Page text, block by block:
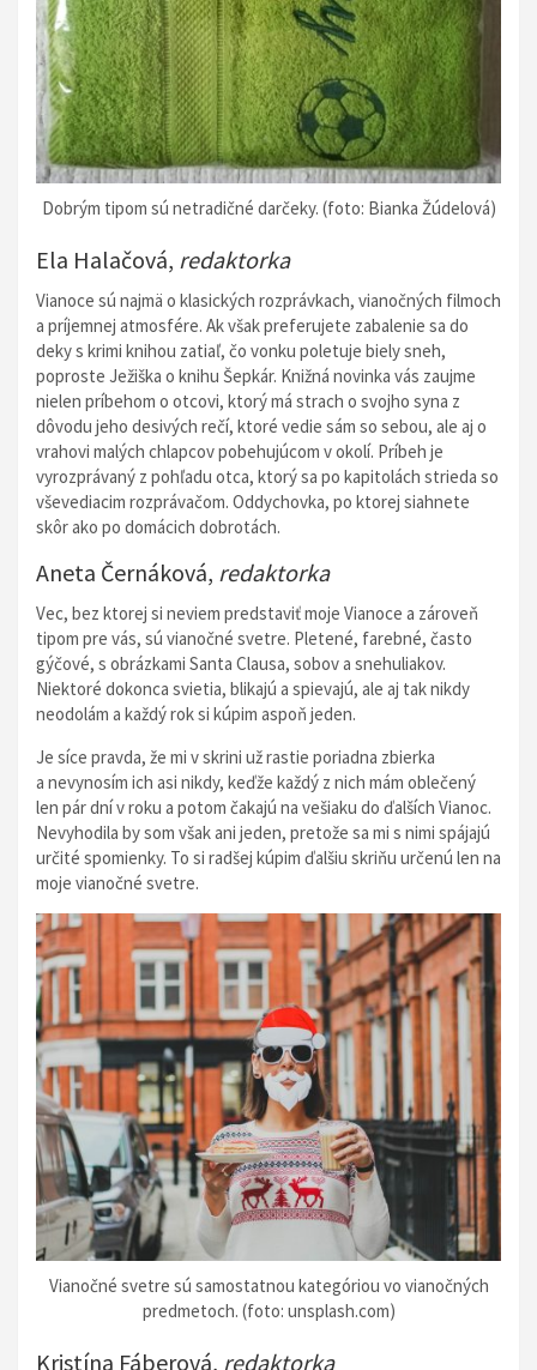
Dobrým tipom sú netradičné darčeky. (foto: Bianka Žúdelová)
Ela Halačová, redaktorka
Vianoce sú najmä o klasických rozprávkach, vianočných filmoch
a príjemnej atmosfére. Ak však preferujete zabalenie sa do
deky s krimi knihou zatiaľ, čo vonku poletuje biely sneh,
poproste Ježiška o knihu Šepkár. Knižná novinka vás zaujme
nielen príbehom o otcovi, ktorý má strach o svojho syna z
dôvodu jeho desivých rečí, ktoré vedie sám so sebou, ale aj o
vrahovi malých chlapcov pobehujúcom v okolí. Príbeh je
vyrozprávaný z pohľadu otca, ktorý sa po kapitolách strieda so
vševediacim rozprávačom. Oddychovka, po ktorej siahnete
skôr ako po domácich dobrotách.
Aneta Černáková, redaktorka
Vec, bez ktorej si neviem predstaviť moje Vianoce a zároveň
tipom pre vás, sú vianočné svetre. Pletené, farebné, často
gýčové, s obrázkami Santa Clausa, sobov a snehuliakov.
Niektoré dokonca svietia, blikajú a spievajú, ale aj tak nikdy
neodolám a každý rok si kúpim aspoň jeden.
Je síce pravda, že mi v skrini už rastie poriadna zbierka
a nevynosím ich asi nikdy, keďže každý z nich mám oblečený
len pár dní v roku a potom čakajú na vešiaku do ďalších Vianoc.
Nevyhodila by som však ani jeden, pretože sa mi s nimi spájajú
určité spomienky. To si radšej kúpim ďalšiu skriňu určenú len na
moje vianočné svetre.
Vianočné svetre sú samostatnou kategóriou vo vianočných
predmetoch. (foto: unsplash.com)
Kristína Fáberová, redaktorka